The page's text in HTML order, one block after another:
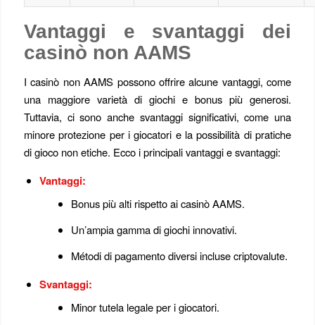
Vantaggi e svantaggi dei
casinò non AAMS
I casinò non AAMS possono offrire alcune vantaggi, come
una maggiore varietà di giochi e bonus più generosi.
Tuttavia, ci sono anche svantaggi significativi, come una
minore protezione per i giocatori e la possibilità di pratiche
di gioco non etiche. Ecco i principali vantaggi e svantaggi:
Vantaggi:
Bonus più alti rispetto ai casinò AAMS.
Un’ampia gamma di giochi innovativi.
Métodi di pagamento diversi incluse criptovalute.
Svantaggi:
Minor tutela legale per i giocatori.